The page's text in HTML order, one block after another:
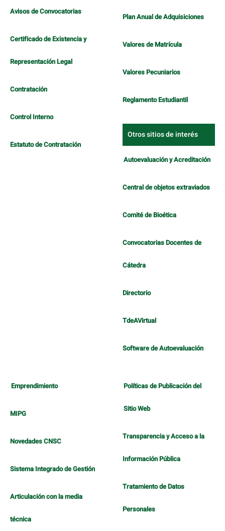
Avisos de Convocatorias
Certificado de Existencia y
Representación Legal
Contratación
Control Interno
Estatuto de Contratación
Plan Anual de Adquisiciones
Valores de Matrícula
Valores Pecuniarios
Reglamento Estudiantil
Otros sitios de interés
Autoevaluación y Acreditación
Central de objetos extraviados
Comité de Bioética
Convocatorias Docentes de
Cátedra
Directorio
TdeAVirtual
Software de Autoevaluación
Emprendimiento
MIPG
Novedades CNSC
Sistema Integrado de Gestión
Articulación con la media
técnica
Políticas de Publicación del
Sitio Web
Transparencia y Acceso a la
Información Pública
Tratamiento de Datos
Personales